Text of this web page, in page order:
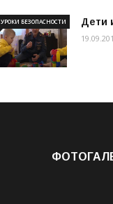
Дети
УРОКИ БЕЗОПАСНОСТИ